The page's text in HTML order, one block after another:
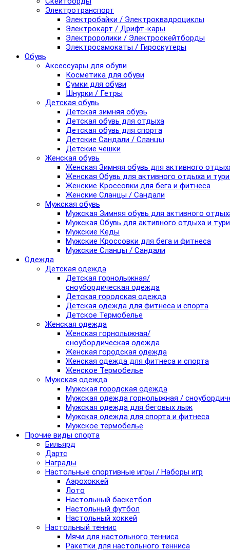
Электротранспорт
Электробайки / Электроквадроциклы
Электрокарт / Дрифт-кары
Электроролики / Электроскейтборды
Электросамокаты / Гироскутеры
Обувь
Аксессуары для обуви
Косметика для обуви
Сумки для обуви
Шнурки / Гетры
Детская обувь
Детская зимняя обувь
Детская обувь для отдыха
Детская обувь для спорта
Детские Сандали / Сланцы
Детские чешки
Женская обувь
Женская Зимняя обувь для активного
Женская Обувь для активного отдыха и
Женские Кроссовки для бега и фитнеса
Женские Сланцы / Сандали
Мужская обувь
Мужская Зимняя обувь для активного
Мужская Обувь для активного отдыха и
Мужские Кеды
Мужские Кроссовки для бега и фитнеса
Мужские Сланцы / Сандали
Одежда
Детская одежда
Детская горнолыжная/
сноубордическая одежда
Детская городская одежда
Детская одежда для фитнеса и спорта
Детское Термобелье
Женская одежда
Женская горнолыжная/
сноубордическая одежда
Женская городская одежда
Женская одежда для фитнеса и спорта
Женское Термобелье
Мужская одежда
Мужская городская одежда
Мужская одежда горнолыжная /
Мужская одежда для беговых лыж
Мужская одежда для спорта и фитнеса
Мужское термобелье
Прочие виды спорта
Бильярд
Дартс
Награды
Настольные спортивные игры / Наборы игр
Аэрохоккей
Лото
Настольный баскетбол
Настольный футбол
Настольный хоккей
Настольный теннис
Мячи для настольного тенниса
Ракетки для настольного тенниса